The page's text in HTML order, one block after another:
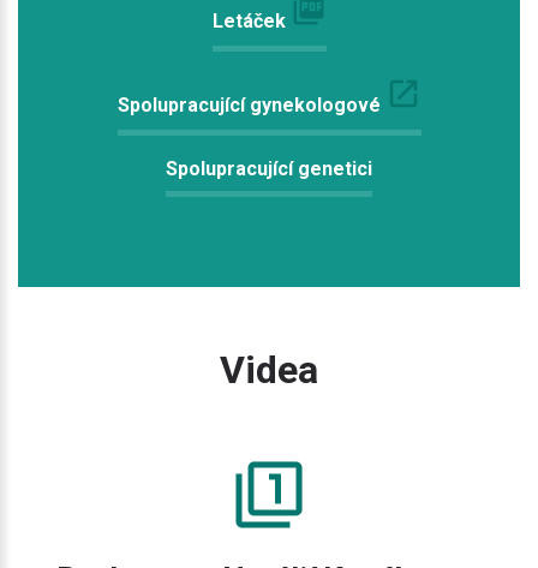
Letáček
Spolupracující gynekologové
Spolupracující genetici
Videa